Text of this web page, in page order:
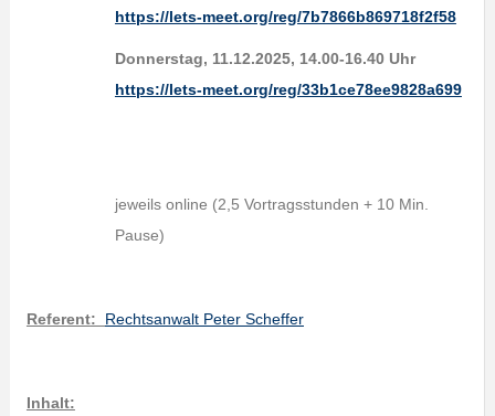
https://lets-meet.org/reg/7b7866b869718f2f58
Donnerstag, 11.12.2025, 14.00-16.40 Uhr
https://lets-meet.org/reg/33b1ce78ee9828a699
jeweils online (2,5 Vortragsstunden + 10 Min.
Pause)
Referent: Rechtsanwalt Peter Scheffer
Inhalt: